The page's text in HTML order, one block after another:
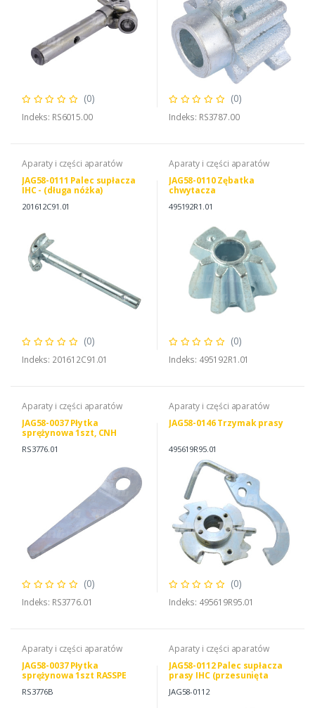
(0)
Indeks: RS6015.00
(0)
Indeks: RS3787.00
Aparaty i części aparatów
JAG58-0111 Palec supłacza
IHC - (długa nóżka)
201612C91.01
(0)
Indeks: 201612C91.01
Aparaty i części aparatów
JAG58-0110 Zębatka
chwytacza
495192R1.01
(0)
Indeks: 495192R1.01
Aparaty i części aparatów
JAG58-0037 Płytka
sprężynowa 1szt, CNH
06250816
RS3776.01
(0)
Indeks: RS3776.01
Aparaty i części aparatów
JAG58-0146 Trzymak prasy
495619R95.01
(0)
Indeks: 495619R95.01
Aparaty i części aparatów
JAG58-0037 Płytka
sprężynowa 1szt RASSPE
RS3776B
Aparaty i części aparatów
JAG58-0112 Palec supłacza
prasy IHC (przesunięta
JAG58-0112